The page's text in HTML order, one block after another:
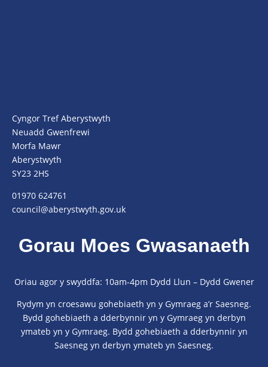
Cyngor Tref Aberystwyth
Neuadd Gwenfrewi
Morfa Mawr
Aberystwyth
SY23 2HS
01970 624761
council@aberystwyth.gov.uk
Gorau Moes Gwasanaeth
Oriau agor y swyddfa: 10am-4pm Dydd Llun – Dydd Gwener
Rydym yn croesawu gohebiaeth yn y Gymraeg a’r Saesneg.
Bydd gohebiaeth a dderbynnir yn y Gymraeg yn derbyn
ymateb yn y Gymraeg. Bydd gohebiaeth a dderbynnir yn
Saesneg yn derbyn ymateb yn Saesneg.